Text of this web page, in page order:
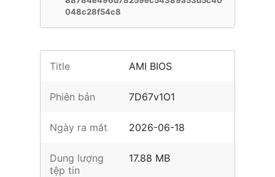
048c28f54c8
Title AMI BIOS
Phiên bản 7D67v1O1
Ngày ra mắt 2026-06-18
Dung lượng
tệp tin
17.88 MB